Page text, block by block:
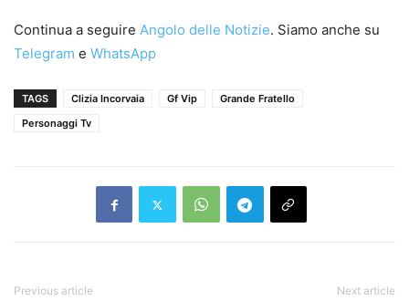
Continua a seguire Angolo delle Notizie. Siamo anche su
Telegram e WhatsApp
TAGS Clizia Incorvaia Gf Vip
Grande Fratello
Personaggi Tv
Previous article Next article